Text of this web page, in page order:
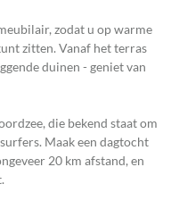
zodat u op warme
zitten. Vanaf het terras
duinen - geniet van
die bekend staat om
Maak een dagtocht
20 km afstand, en